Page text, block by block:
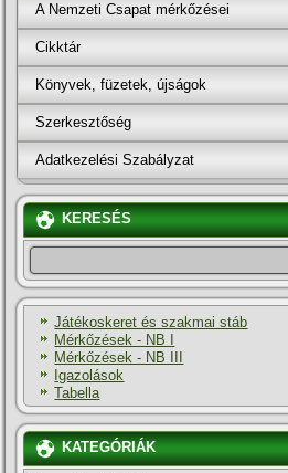
A Nemzeti Csapat mérkőzései
Cikktár
Könyvek, füzetek, újságok
Szerkesztőség
Adatkezelési Szabályzat
KERESÉS
Játékoskeret és szakmai stáb
Mérkőzések - NB I
Mérkőzések - NB III
Igazolások
Tabella
KATEGÓRIÁK